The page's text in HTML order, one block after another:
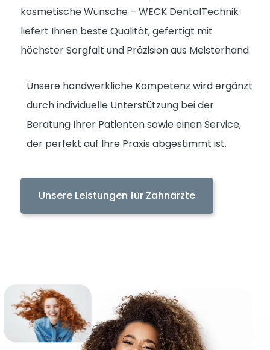
kosmetische Wünsche – WECK DentalTechnik
liefert Ihnen beste Qualität, gefertigt mit
höchster Sorgfalt und Präzision aus Meisterhand.
Unsere handwerkliche Kompetenz wird ergänzt
durch individuelle Unterstützung bei der
Beratung Ihrer Patienten sowie einen Service,
der perfekt auf Ihre Praxis abgestimmt ist.
Unsere Leistungen für Zahnärzte